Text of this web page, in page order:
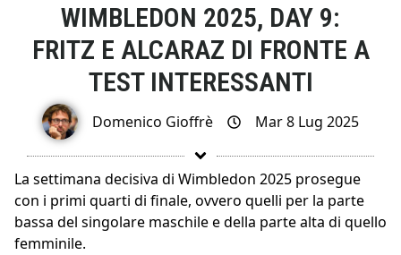
WIMBLEDON 2025, DAY 9:
FRITZ E ALCARAZ DI FRONTE A
TEST INTERESSANTI
Domenico Gioffrè Mar 8 Lug 2025
La settimana decisiva di Wimbledon 2025 prosegue
con i primi quarti di finale, ovvero quelli per la parte
bassa del singolare maschile e della parte alta di quello
femminile.